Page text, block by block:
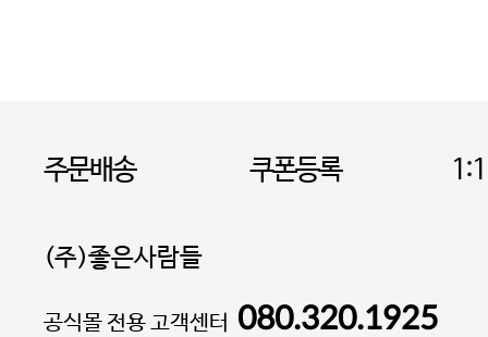
주문배송 쿠폰등록
(주)좋은사람들
대표 이성현,박영환| 개인정보관리책임자 김상현
공식몰 전용 고객센터 080.320.1925